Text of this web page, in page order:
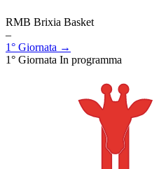
RMB Brixia Basket
–
1° Giornata →
1° Giornata In programma